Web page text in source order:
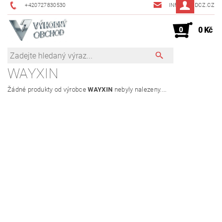
+420727830530 INFO@JMDCZ.CZ
0 0 Kč
WAYXIN
Žádné produkty od výrobceWAYXIN nebyly nalezeny....